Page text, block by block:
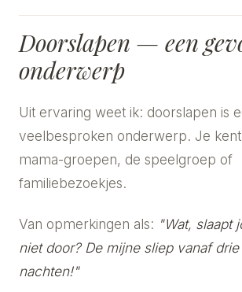
Doorslapen — een
onderwerp
Uit ervaring weet ik: doorslapen is
veelbesproken onderwerp. Je
mama-groepen, de speelgroep of
familiebezoekjes.
Van opmerkingen als: "Wat, slaapt
niet door? De mijne sliep vanaf
nachten!"